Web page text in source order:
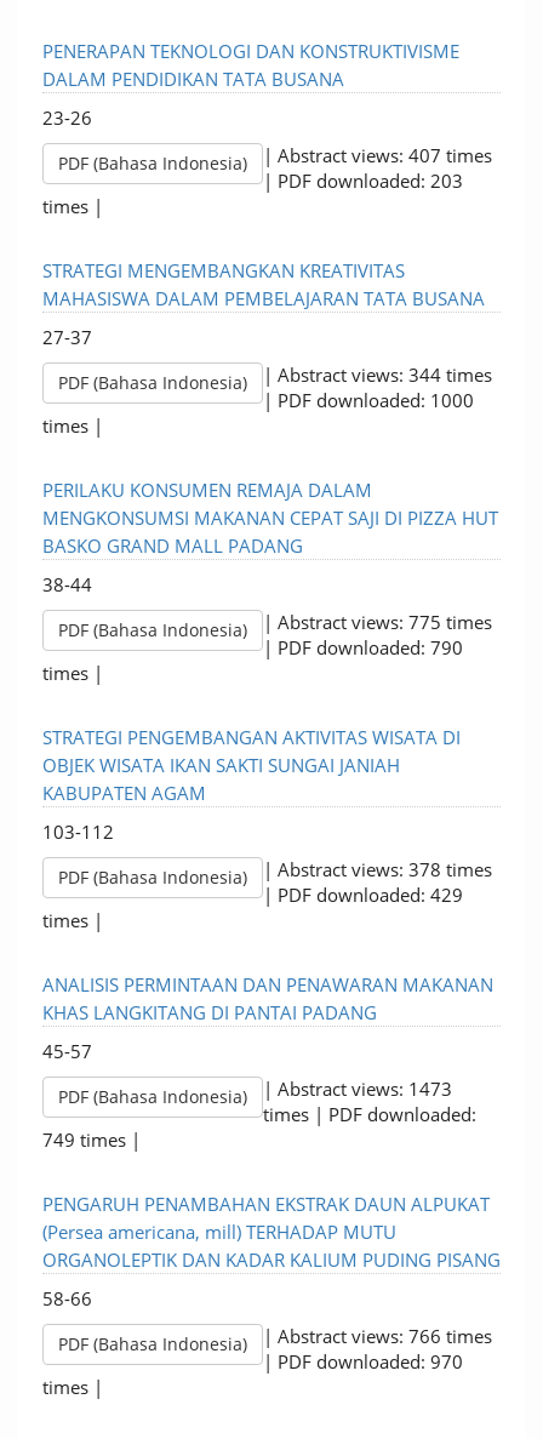
PENERAPAN TEKNOLOGI DAN KONSTRUKTIVISME
DALAM PENDIDIKAN TATA BUSANA
23-26
PDF (Bahasa Indonesia)
| Abstract views: 407 times
| PDF downloaded: 203
times |
STRATEGI MENGEMBANGKAN KREATIVITAS
MAHASISWA DALAM PEMBELAJARAN TATA BUSANA
27-37
PDF (Bahasa Indonesia)
| Abstract views: 344 times
| PDF downloaded: 1000
times |
PERILAKU KONSUMEN REMAJA DALAM
MENGKONSUMSI MAKANAN CEPAT SAJI DI PIZZA HUT
BASKO GRAND MALL PADANG
38-44
PDF (Bahasa Indonesia)
| Abstract views: 775 times
| PDF downloaded: 790
times |
STRATEGI PENGEMBANGAN AKTIVITAS WISATA DI
OBJEK WISATA IKAN SAKTI SUNGAI JANIAH
KABUPATEN AGAM
103-112
PDF (Bahasa Indonesia)
| Abstract views: 378 times
| PDF downloaded: 429
times |
ANALISIS PERMINTAAN DAN PENAWARAN MAKANAN
KHAS LANGKITANG DI PANTAI PADANG
45-57
PDF (Bahasa Indonesia)
| Abstract views: 1473
times | PDF downloaded:
749 times |
PENGARUH PENAMBAHAN EKSTRAK DAUN ALPUKAT
(Persea americana, mill) TERHADAP MUTU
ORGANOLEPTIK DAN KADAR KALIUM PUDING PISANG
58-66
PDF (Bahasa Indonesia)
| Abstract views: 766 times
| PDF downloaded: 970
times |